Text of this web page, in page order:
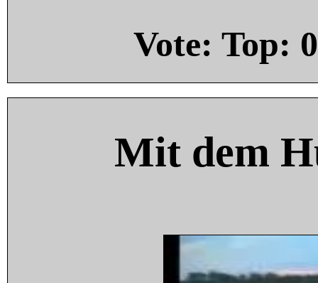
Vote: Top: 0
Mit dem